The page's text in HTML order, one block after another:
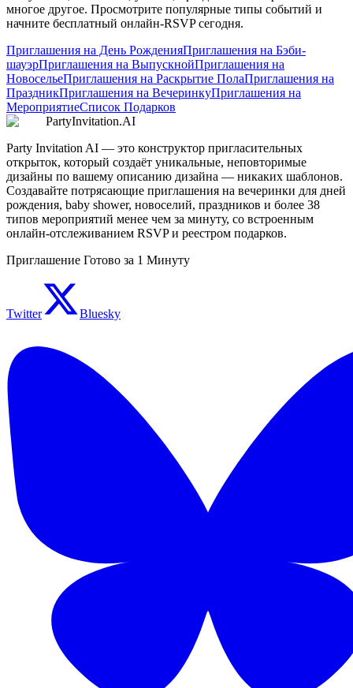
многое другое. Просмотрите популярные типы событий и
начните бесплатный онлайн-RSVP сегодня.
Приглашения на День РожденияПриглашения на Бэби-
шауэрПриглашения на ВыпускнойПриглашения на
НовосельеПриглашения на Раскрытие ПолаПриглашения на
ПраздникПриглашения на ВечеринкуПриглашения на
МероприятиеСписок Подарков
PartyInvitation.AI
Party Invitation AI — это конструктор пригласительных
открыток, который создаёт уникальные, неповторимые
дизайны по вашему описанию дизайна — никаких шаблонов.
Создавайте потрясающие приглашения на вечеринки для дней
рождения, baby shower, новоселий, праздников и более 38
типов мероприятий менее чем за минуту, со встроенным
онлайн-отслеживанием RSVP и реестром подарков.
Приглашение Готово за 1 Минуту
Twitter Bluesky